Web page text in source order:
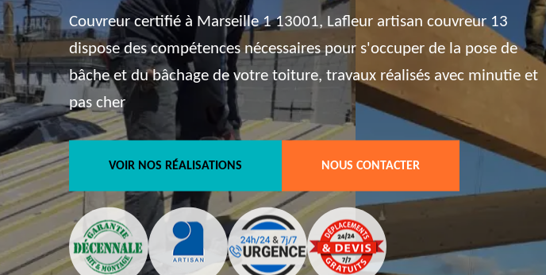
Couvreur certifié à Marseille 1 13001, Lafleur artisan couvreur 13
dispose des compétences nécessaires pour s'occuper de la pose de
bâche et du bâchage de votre toiture, travaux réalisés avec minutie et
pas cher
VOIR NOS RÉALISATIONS NOUS CONTACTER